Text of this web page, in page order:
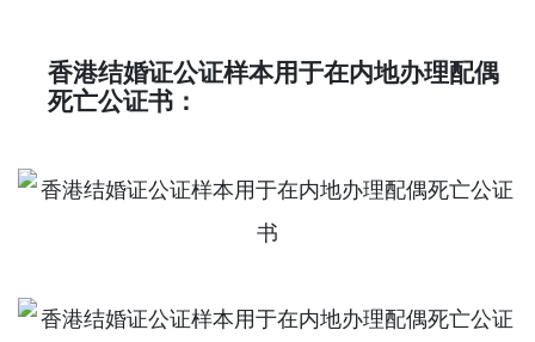
香港结婚证公证样本用于在内地办理配偶
死亡公证书：